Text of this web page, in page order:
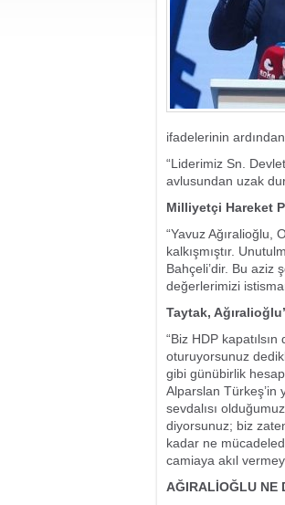
ifadelerinin
“Liderimiz Sn.
avlusundan uzak
Milliyetçi Hareket
“Yavuz Ağıralioğlu,
kalkışmıştır.
Bahçeli’dir. Bu aziz
değerlerimizi
Taytak,
“Biz HDP
oturuyorsunuz
gibi günübirlik
Alparslan Türkeş’in
sevdalısı
diyorsunuz; biz
kadar ne
camiaya akıl
AĞIRALİOĞLU NE